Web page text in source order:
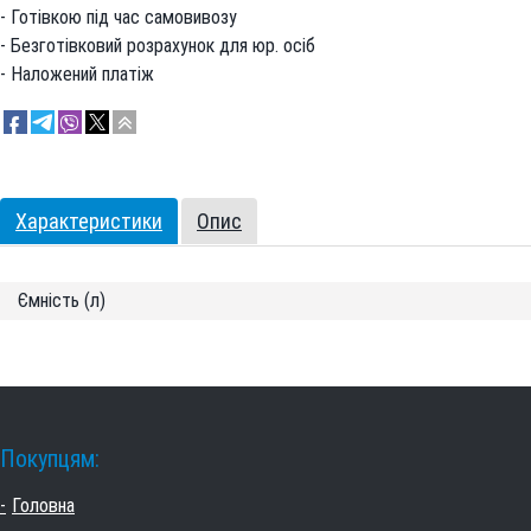
- Готівкою під час самовивозу
- Безготівковий розрахунок для юр. осіб
- Наложений платіж
Характеристики Опис
Ємність (л)
Покупцям:
Головна